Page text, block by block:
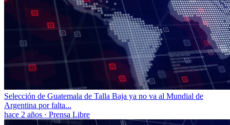
Selección de Guatemala de Talla Baja ya no va al Mundial de
Argentina por falta...
hace 2 años · Prensa Libre